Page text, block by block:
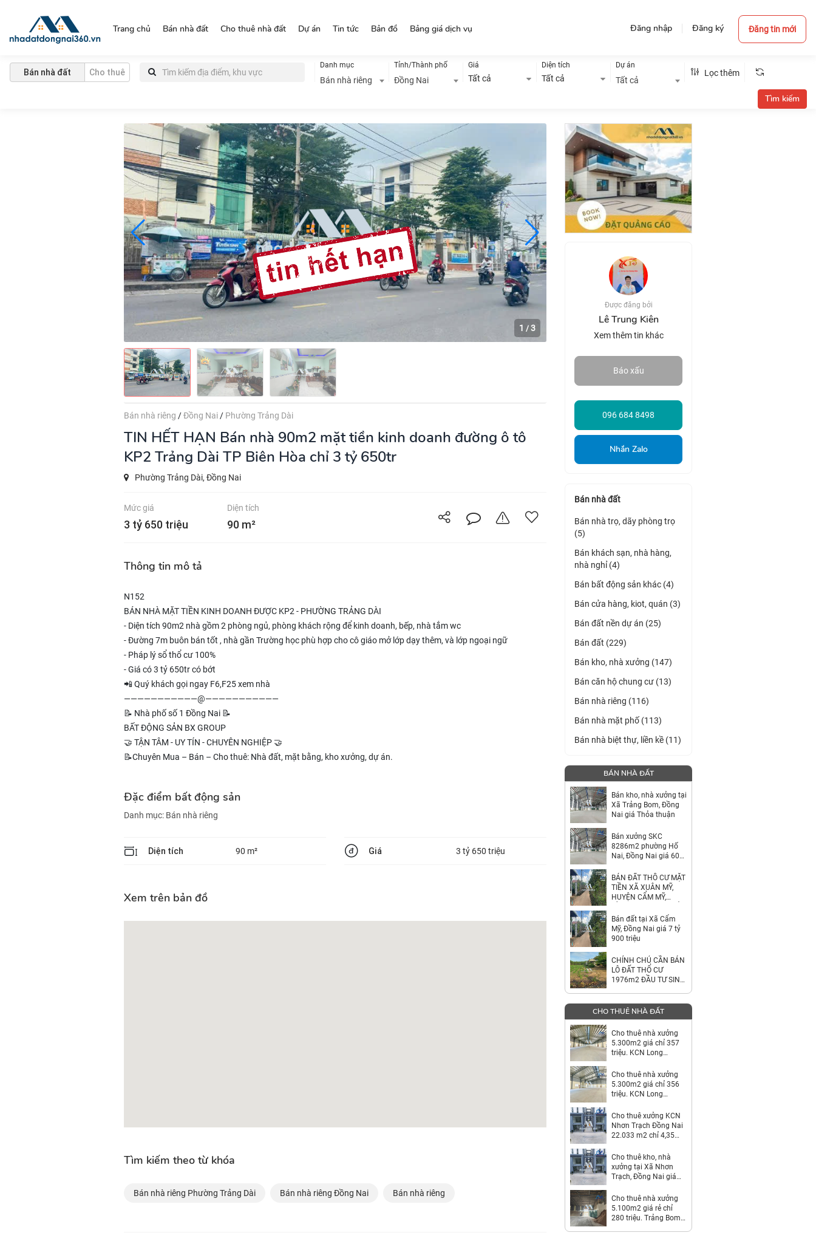
Đăng nhập Đăng ký Đăng tin mới
Trang chủ Bán nhà đất Cho thuê nhà đất Dự án Tin tức Bản đồ Bảng giá dịch vụ
Bán nhà đất Cho thuê
Danh mục
Bán nhà riêng
Tỉnh/Thành phố
Đồng Nai
Giá
Tất cả
Diện tích
Tất cả
Dự án
Tất cả
Lọc thêm
1 / 3
Bán nhà riêng /Đồng Nai / Phường Trảng Dài
TIN HẾT HẠN Bán nhà 90m2 mặt tiền kinh doanh đường ô tô
KP2 Trảng Dài TP Biên Hòa chỉ 3 tỷ 650tr
Phường Trảng Dài, Đồng Nai
Mức giá
3 tỷ 650 triệu
Diện tích
90 m²
Thông tin mô tả
N152
BÁN NHÀ MẶT TIỀN KINH DOANH ĐƯỢC KP2 - PHƯỜNG TRẢNG DÀI
- Diện tích 90m2 nhà gồm 2 phòng ngủ, phòng khách rộng để kinh doanh, bếp, nhà tắm wc
- Đường 7m buôn bán tốt , nhà gần Trường học phù hợp cho cô giáo mở lớp dạy thêm, và lớp ngoại ngữ
- Pháp lý sổ thổ cư 100%
- Giá có 3 tỷ 650tr có bớt
📲 Quý khách gọi ngay F6,F25 xem nhà
———————————@———————————
📝 Nhà phố số 1 Đồng Nai 📝
BẤT ĐỘNG SẢN BX GROUP
🤝 TẬN TÂM - UY TÍN - CHUYÊN NGHIỆP 🤝
📝Chuyên Mua – Bán – Cho thuê: Nhà đất, mặt bằng, kho xưởng, dự án.
Đặc điểm bất động sản
Danh mục: Bán nhà riêng
Diện tích 90 m² Giá 3 tỷ 650 triệu
Xem trên bản đồ
Tìm kiếm theo từ khóa
Bán nhà riêng Phường Trảng Dài Bán nhà riêng Đồng Nai Bán nhà riêng
Được đăng bởi
Lê Trung Kiên
Xem thêm tin khác
Báo xấu
096 684 8498
Nhắn Zalo
Bán nhà đất
Bán nhà trọ, dãy phòng trọ
(5)
Bán khách sạn, nhà hàng,
nhà nghỉ (4)
Bán bất động sản khác (4)
Bán cửa hàng, kiot, quán (3)
Bán đất nền dự án (25)
Bán đất (229)
Bán kho, nhà xưởng (147)
Bán căn hộ chung cư (13)
Bán nhà riêng (116)
Bán nhà mặt phố (113)
Bán nhà biệt thự, liền kề (11)
BÁN NHÀ ĐẤT
Bán kho, nhà xưởng tại
Xã Trảng Bom, Đồng
Nai giá Thỏa thuận
Bán xưởng SKC
8286m2 phường Hố
Nai, Đồng Nai giá 60
BÁN ĐẤT THỔ CƯ MẶT
TIỀN XÃ XUÂN MỸ,
HUYỆN CẨM MỸ,
7,9 TỶ
Bán đất tại Xã Cẩm
Mỹ, Đồng Nai giá 7 tỷ
900 triệu
CHÍNH CHỦ CẦN BÁN
LÔ ĐẤT THỔ CƯ
1976m2 ĐẦU TƯ SINH
CHO THUÊ NHÀ ĐẤT
Cho thuê nhà xưởng
5.300m2 giá chỉ 357
triệu. KCN Long
Cho thuê nhà xưởng
5.300m2 giá chỉ 356
triệu. KCN Long
Cho thuê xưởng KCN
Nhơn Trạch Đồng Nai
22.033 m2 chỉ 4,35
Cho thuê kho, nhà
xưởng tại Xã Nhơn
Trạch, Đồng Nai giá
Cho thuê nhà xưởng
5.100m2 giá rẻ chỉ
280 triệu. Trảng Bom-